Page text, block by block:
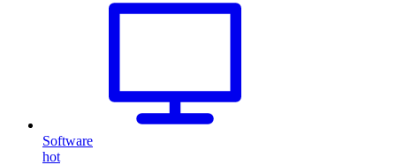
Software
hot